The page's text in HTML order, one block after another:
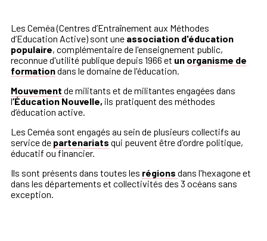
Les Ceméa (Centres d’Entraînement aux Méthodes
d’Education Active) sont une association d'éducation
populaire, complémentaire de l'enseignement public,
reconnue d'utilité publique depuis 1966 et un organisme de
formationdans le domaine de l'éducation.
Mouvement de militants et de militantes engagées dans
l’Éducation Nouvelle, ils pratiquent des méthodes
d’éducation active.
Les Ceméa sont engagés au sein de plusieurs collectifs au
service de partenariats qui peuvent être d'ordre politique,
éducatif ou financier.
Ils sont présents dans toutes les régions dans l'hexagone et
dans les départements et collectivités des 3 océans sans
exception.